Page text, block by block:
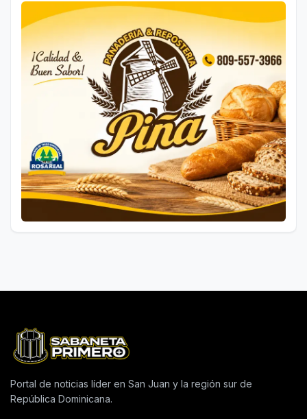
Portal de noticias líder en San Juan y la región sur de
República Dominicana.